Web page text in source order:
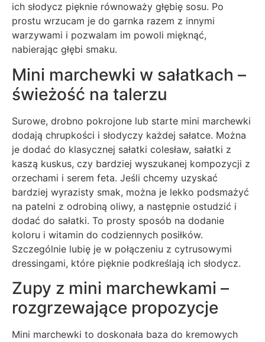
ich słodycz pięknie równoważy głębię sosu. Po
prostu wrzucam je do garnka razem z innymi
warzywami i pozwalam im powoli mięknąć,
nabierając głębi smaku.
Mini marchewki w sałatkach –
świeżość na talerzu
Surowe, drobno pokrojone lub starte mini marchewki
dodają chrupkości i słodyczy każdej sałatce. Można
je dodać do klasycznej sałatki colesław, sałatki z
kaszą kuskus, czy bardziej wyszukanej kompozycji z
orzechami i serem feta. Jeśli chcemy uzyskać
bardziej wyrazisty smak, można je lekko podsmażyć
na patelni z odrobiną oliwy, a następnie ostudzić i
dodać do sałatki. To prosty sposób na dodanie
koloru i witamin do codziennych posiłków.
Szczególnie lubię je w połączeniu z cytrusowymi
dressingami, które pięknie podkreślają ich słodycz.
Zupy z mini marchewkami –
rozgrzewające propozycje
Mini marchewki to doskonała baza do kremowych